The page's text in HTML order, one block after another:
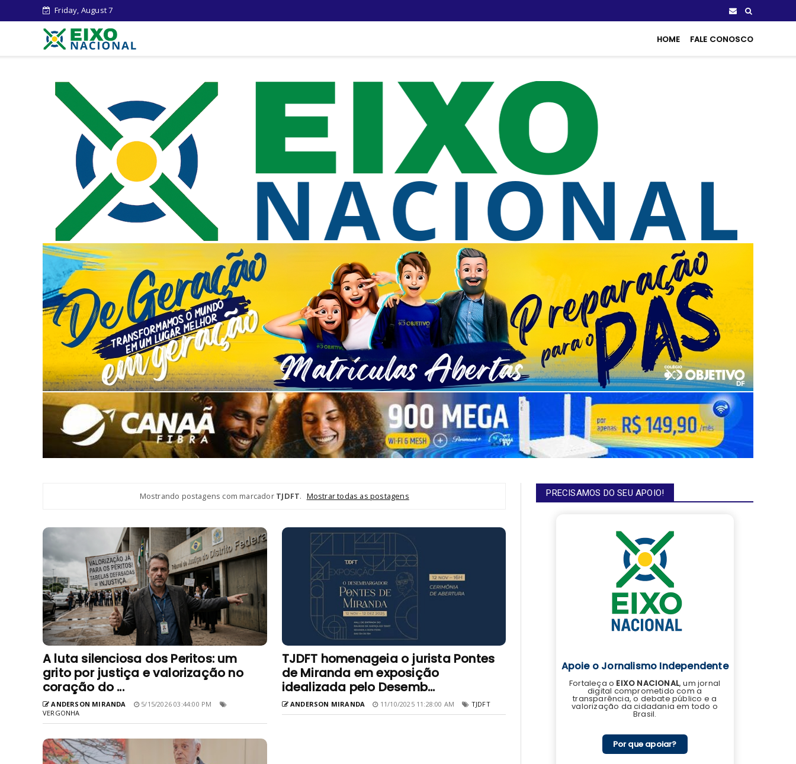
Friday, August 7
HOME FALE CONOSCO
Mostrando postagens com marcador TJDFT. Mostrar todas as postagens
A luta silenciosa dos Peritos: um
grito por justiça e valorização no
coração do ...
ANDERSON MIRANDA
5/15/2026 03:44:00 PM
VERGONHA
TJDFT homenageia o jurista Pontes
de Miranda em exposição
idealizada pelo Desemb...
ANDERSON MIRANDA 11/10/2025 11:28:00 AM TJDFT
PRECISAMOS DO SEU APOIO!
Apoie o Jornalismo Independente
Fortaleça o EIXO NACIONAL, um jornal
digital comprometido com a
transparência, o debate público e a
valorização da cidadania em todo o
Brasil.
Por que apoiar?